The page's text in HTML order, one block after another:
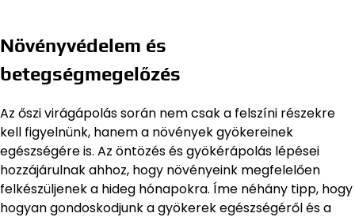
Növényvédelem és
betegségmegelőzés
Az őszi virágápolás során nem csak a felszíni részekre
kell figyelnünk, hanem a növények gyökereinek
egészségére is. Az öntözés és gyökérápolás lépései
hozzájárulnak ahhoz, hogy növényeink megfelelően
felkészüljenek a hideg hónapokra. Íme néhány tipp, hogy
hogyan gondoskodjunk a gyökerek egészségéről és a